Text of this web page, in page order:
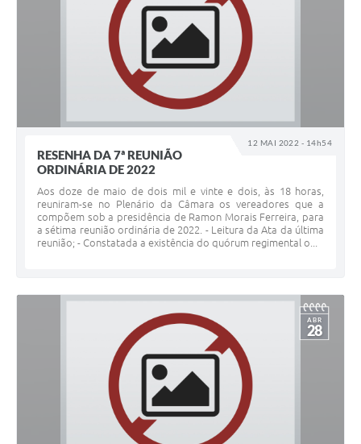
12 MAI 2022 - 14h54
RESENHA DA 7ª REUNIÃO
ORDINÁRIA DE 2022
Aos doze de maio de dois mil e vinte e dois, às 18 horas,
reuniram-se no Plenário da Câmara os vereadores que a
compõem sob a presidência de Ramon Morais Ferreira, para
a sétima reunião ordinária de 2022. - Leitura da Ata da última
reunião; - Constatada a existência do quórum regimental o...
ABR
28